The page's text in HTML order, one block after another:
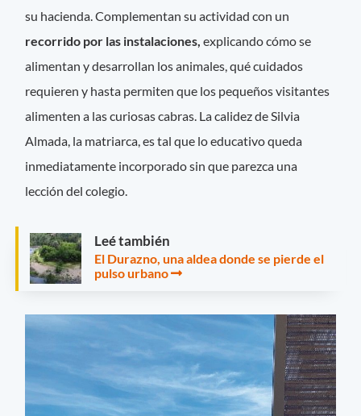
su hacienda. Complementan su actividad con un
recorrido por las instalaciones,explicando cómo se
alimentan y desarrollan los animales, qué cuidados
requieren y hasta permiten que los pequeños visitantes
alimenten a las curiosas cabras. La calidez de Silvia
Almada, la matriarca, es tal que lo educativo queda
inmediatamente incorporado sin que parezca una
lección del colegio.
Leé también
El Durazno, una aldea donde se pierde el
pulso urbano